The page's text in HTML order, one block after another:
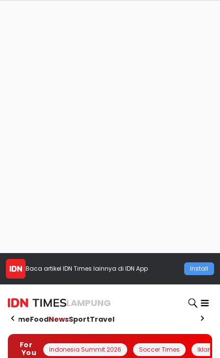
Baca artikel IDN Times lainnya di IDN App Install
LAMPUNG
HomeFoodNewsSportTravel
For
You
Indonesia Summit 2026 Soccer Times Iklanin